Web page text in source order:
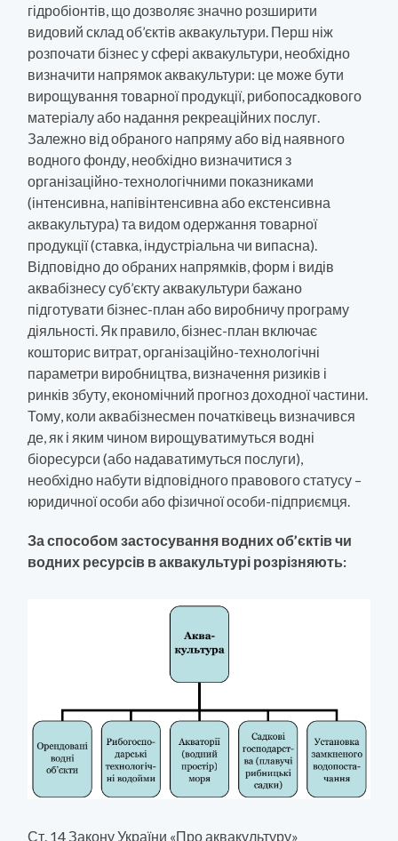
гідробіонтів, що дозволяє значно розширити
видовий склад об’єктів аквакультури. Перш ніж
розпочати бізнес у сфері аквакультури, необхідно
визначити напрямок аквакультури: це може бути
вирощування товарної продукції, рибопосадкового
матеріалу або надання рекреаційних послуг.
Залежно від обраного напряму або від наявного
водного фонду, необхідно визначитися з
організаційно-технологічними показниками
(інтенсивна, напівінтенсивна або екстенсивна
аквакультура) та видом одержання товарної
продукції (ставка, індустріальна чи випасна).
Відповідно до обраних напрямків, форм і видів
аквабізнесу суб’єкту аквакультури бажано
підготувати бізнес-план або виробничу програму
діяльності. Як правило, бізнес-план включає
кошторис витрат, організаційно-технологічні
параметри виробництва, визначення ризиків і
ринків збуту, економічний прогноз доходної частини.
Тому, коли аквабізнесмен початківець визначився
де, як і яким чином вирощуватимуться водні
біоресурси (або надаватимуться послуги),
необхідно набути відповідного правового статусу –
юридичної особи або фізичної особи-підприємця.
За способом застосування водних об’єктів чи
водних ресурсів в аквакультурі розрізняють:
Ст. 14 Закону України «Про аквакультуру»